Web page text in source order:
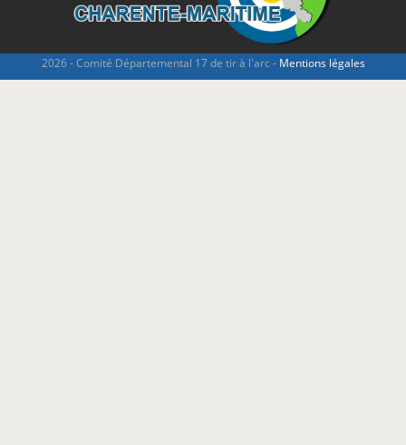
2026 - Comité Départemental 17 de tir à l'arc - Mentions légales